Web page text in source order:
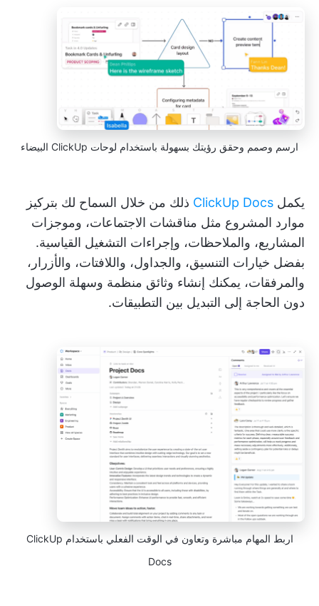
ارسم وصمم وحقق رؤيتك بسهولة باستخدام لوحات ClickUp البيضاء
يكمل ClickUp Docs ذلك من خلال السماح لك بتركيز
موارد المشروع مثل مناقشات الاجتماعات، وموجزات
المشاريع، والملاحظات، وإجراءات التشغيل القياسية.
بفضل خيارات التنسيق، والجداول، واللافتات، والأزرار،
والمرفقات، يمكنك إنشاء وثائق منظمة وسهلة الوصول
دون الحاجة إلى التبديل بين التطبيقات.
اربط المهام مباشرة وتعاون في الوقت الفعلي باستخدام ClickUp
Docs